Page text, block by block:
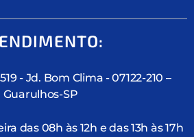
- Jd. Bom Clima - 07122-210 –
Guarulhos-SP
das 08h às 12h e das 13h às 17h